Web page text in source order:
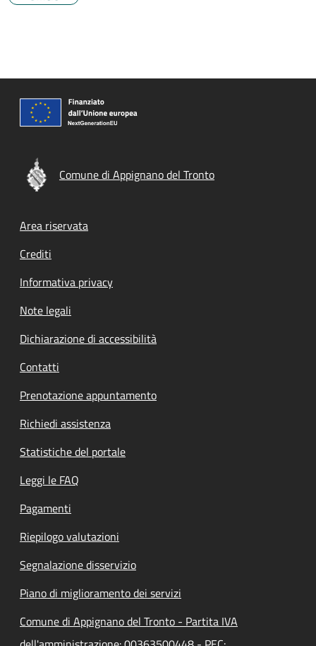
Comune di Appignano del Tronto
Footer menu
Area riservata
Crediti
Informativa privacy
Note legali
Dichiarazione di accessibilità
Contatti
Prenotazione appuntamento
Richiedi assistenza
Statistiche del portale
Leggi le FAQ
Pagamenti
Riepilogo valutazioni
Segnalazione disservizio
Piano di miglioramento dei servizi
Comune di Appignano del Tronto - Partita IVA